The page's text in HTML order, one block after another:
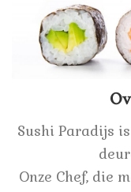
Sushi Paradijs
Onze Chef, die